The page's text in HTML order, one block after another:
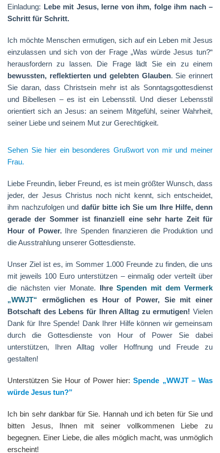
Einladung: Lebe mit Jesus, lerne von ihm, folge ihm nach –
Schritt für Schritt.
Ich möchte Menschen ermutigen, sich auf ein Leben mit Jesus
einzulassen und sich von der Frage „Was würde Jesus tun?“
herausfordern zu lassen. Die Frage lädt Sie ein zu einem
bewussten, reflektierten und gelebten Glauben. Sie erinnert
Sie daran, dass Christsein mehr ist als Sonntagsgottesdienst
und Bibellesen – es ist ein Lebensstil. Und dieser Lebensstil
orientiert sich an Jesus: an seinem Mitgefühl, seiner Wahrheit,
seiner Liebe und seinem Mut zur Gerechtigkeit.
Sehen Sie hier ein besonderes Grußwort von mir und meiner
Frau.
Liebe Freundin, lieber Freund, es ist mein größter Wunsch, dass
jeder, der Jesus Christus noch nicht kennt, sich entscheidet,
ihm nachzufolgen und dafür bitte ich Sie um Ihre Hilfe, denn
gerade der Sommer ist finanziell eine sehr harte Zeit für
Hour of Power.Ihre Spenden finanzieren die Produktion und
die Ausstrahlung unserer Gottesdienste.
Unser Ziel ist es, im Sommer 1.000 Freunde zu finden, die uns
mit jeweils 100 Euro unterstützen – einmalig oder verteilt über
die nächsten vier Monate. IhreSpenden mit dem Vermerk
„WWJT“ ermöglichen es Hour of Power, Sie mit einer
Botschaft des Lebens für Ihren Alltag zu ermutigen! Vielen
Dank für Ihre Spende! Dank Ihrer Hilfe können wir gemeinsam
durch die Gottesdienste von Hour of Power Sie dabei
unterstützen, Ihren Alltag voller Hoffnung und Freude zu
gestalten!
Unterstützen Sie Hour of Power hier:Spende „WWJT – Was
würde Jesus tun?”
Ich bin sehr dankbar für Sie. Hannah und ich beten für Sie und
bitten Jesus, Ihnen mit seiner vollkommenen Liebe zu
begegnen. Einer Liebe, die alles möglich macht, was unmöglich
erscheint!